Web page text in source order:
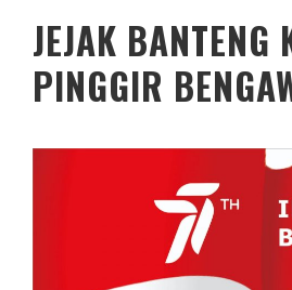
JEJAK BANTENG
PINGGIR